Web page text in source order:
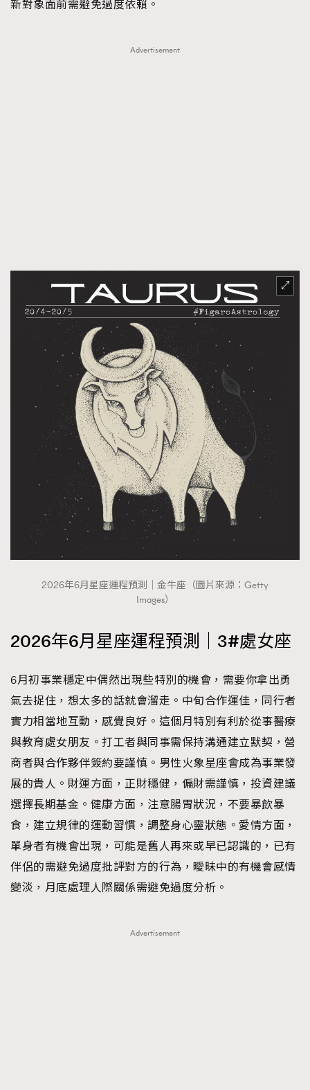
新對象面前需避免過度依賴。
Advertisement
2026年6月星座運程預測｜金牛座（圖片來源：Getty
Images）
2026年6月星座運程預測｜3#處女座
6月初事業穩定中偶然出現些特別的機會，需要你拿出勇
氣去捉住，想太多的話就會溜走。中旬合作運佳，同行者
實力相當地互動，感覺良好。這個月特別有利於從事醫療
與教育處女朋友。打工者與同事需保持溝通建立默契，營
商者與合作夥伴簽約要謹慎。男性火象星座會成為事業發
展的貴人。財運方面，正財穩健，偏財需謹慎，投資建議
選擇長期基金。健康方面，注意腸胃狀況，不要暴飲暴
食，建立規律的運動習慣，調整身心靈狀態。愛情方面，
單身者有機會出現，可能是舊人再來或早已認識的，已有
伴侶的需避免過度批評對方的行為，曖昧中的有機會感情
變淡，月底處理人際關係需避免過度分析。
Advertisement